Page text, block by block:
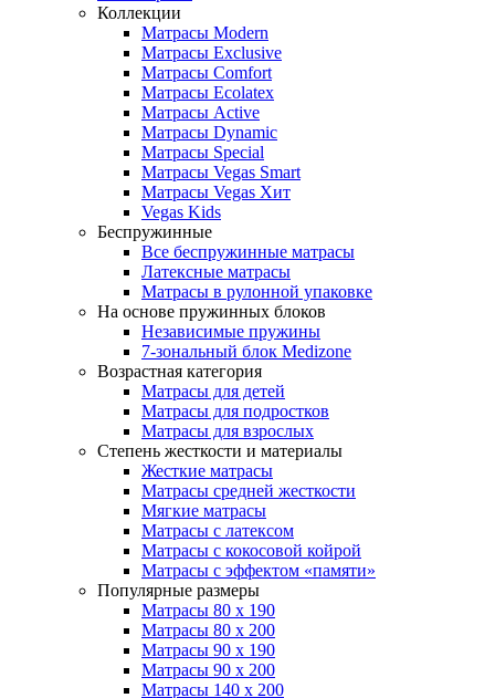
Коллекции
Матрасы Modern
Матрасы Exclusive
Матрасы Comfort
Матрасы Ecolatex
Матрасы Active
Матрасы Dynamic
Матрасы Special
Матрасы Vegas Smart
Матрасы Vegas Хит
Vegas Kids
Беспружинные
Все беспружинные матрасы
Латексные матрасы
Матрасы в рулонной упаковке
На основе пружинных блоков
Независимые пружины
7-зональный блок Medizone
Возрастная категория
Матрасы для детей
Матрасы для подростков
Матрасы для взрослых
Степень жесткости и материалы
Жесткие матрасы
Матрасы средней жесткости
Мягкие матрасы
Матрасы с латексом
Матрасы с кокосовой койрой
Матрасы с эффектом «памяти»
Популярные размеры
Матрасы 80 x 190
Матрасы 80 x 200
Матрасы 90 x 190
Матрасы 90 x 200
Матрасы 140 x 200